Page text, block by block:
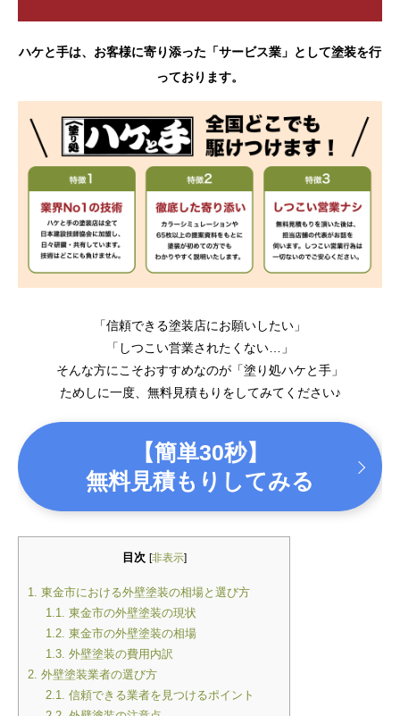
ハケと手は、お客様に寄り添った「サービス業」として塗装を行
っております。
「信頼できる塗装店にお願いしたい」
「しつこい営業されたくない…」
そんな方にこそおすすめなのが「塗り処ハケと手」
ためしに一度、無料見積もりをしてみてください♪
【簡単30秒】
無料見積もりしてみる
目次 [非表示]
1.
東金市における外壁塗装の相場と選び方
1.1.
東金市の外壁塗装の現状
1.2. 東金市の外壁塗装の相場
1.3. 外壁塗装の費用内訳
2. 外壁塗装業者の選び方
2.1.
信頼できる業者を見つけるポイント